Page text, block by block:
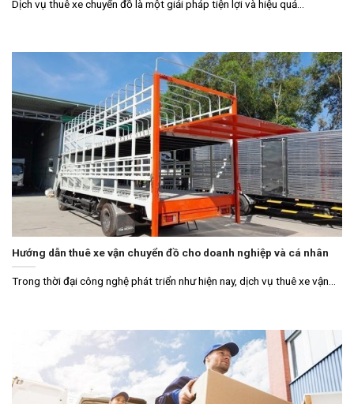
Dịch vụ thuê xe chuyển đồ là một giải pháp tiện lợi và hiệu quả...
Hướng dẫn thuê xe vận chuyển đồ cho doanh nghiệp và cá nhân
Trong thời đại công nghệ phát triển như hiện nay, dịch vụ thuê xe vận...